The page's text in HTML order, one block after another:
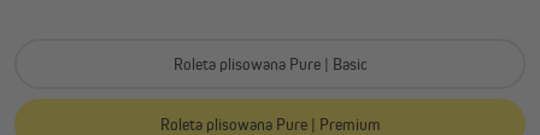
Roleta plisowana Pure | Basic
Roleta plisowana Pure | Premium